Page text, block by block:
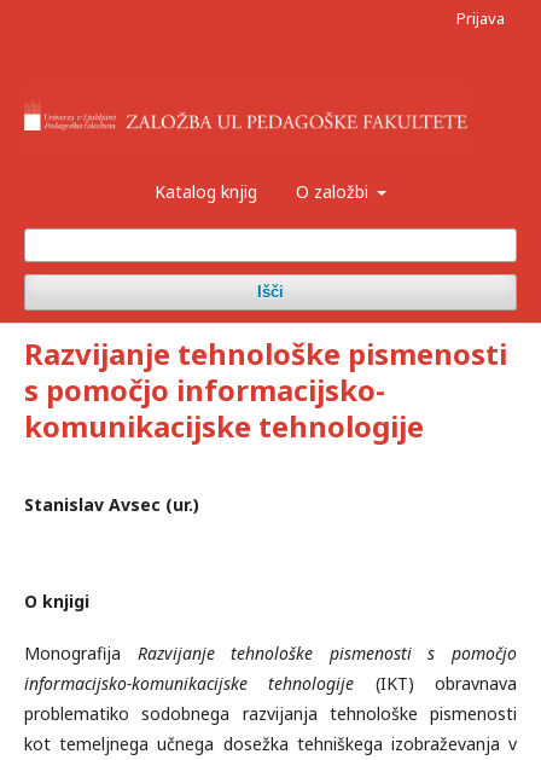
Katalog knjig O založbi
Išči
Prijava
Razvijanje tehnološke pismenosti
s pomočjo informacijsko-
komunikacijske tehnologije
Stanislav Avsec (ur.)
O knjigi
Monografija Razvijanje tehnološke pismenosti s pomočjo
informacijsko-komunikacijske tehnologije (IKT) obravnava
problematiko sodobnega razvijanja tehnološke pismenosti
kot temeljnega učnega dosežka tehniškega izobraževanja v